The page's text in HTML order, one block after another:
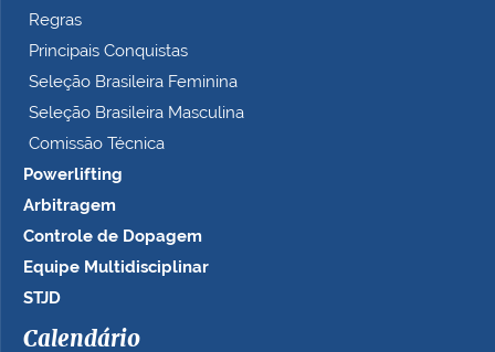
Regras
Principais Conquistas
Seleção Brasileira Feminina
Seleção Brasileira Masculina
Comissão Técnica
Powerlifting
Arbitragem
Controle de Dopagem
Equipe Multidisciplinar
STJD
Calendário